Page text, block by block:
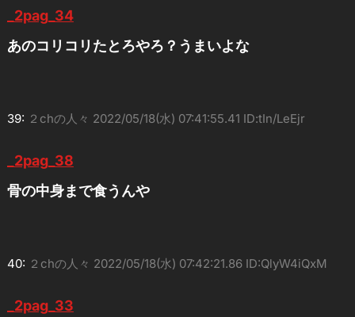
_2pag_34
あのコリコリたとろやろ？うまいよな
39: ２chの人々 2022/05/18(水) 07:41:55.41 ID:tIn/LeEjr
_2pag_38
骨の中身まで食うんや
40: ２chの人々 2022/05/18(水) 07:42:21.86 ID:QlyW4iQxM
_2pag_33